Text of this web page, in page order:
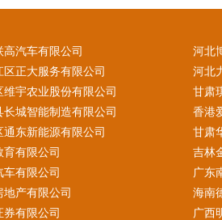
汽车有限公司
河北
区正大服务有限公司
河北
宇农业股份有限公司
甘肃
城智能制造有限公司
香港
东新能源有限公司
甘肃
有限公司
吉林
有限公司
广东
地产有限公司
海南
有限公司 广西